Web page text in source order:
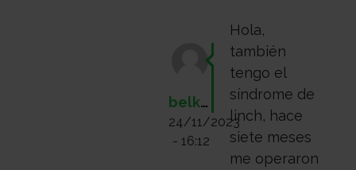
belkys.dager65@gmail.com
24/11/2023
- 16:12
Hola,
también
tengo el
síndrome de
linch, hace
siete meses
me operaron